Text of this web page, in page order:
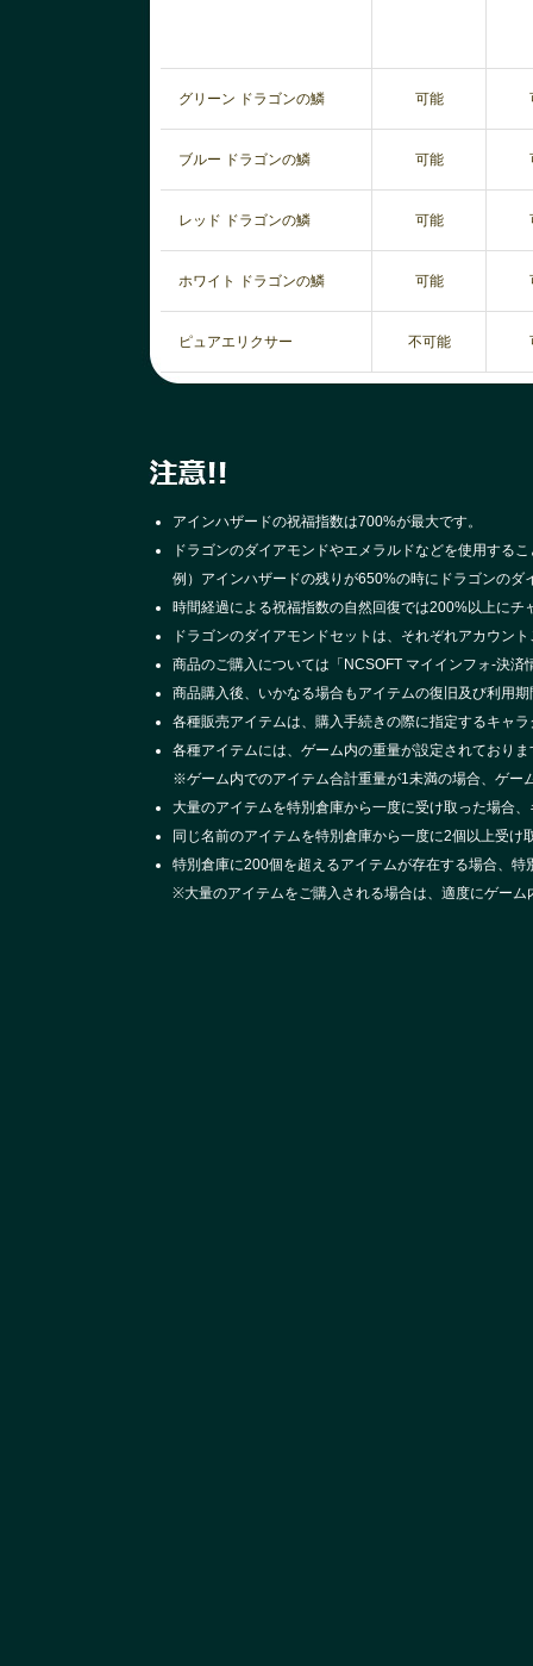
グリーン ドラゴンの鱗 可能
ブルー ドラゴンの鱗 可能
レッド ドラゴンの鱗 可能
ホワイト ドラゴンの鱗 可能
ピュアエリクサー 不可能
アインハザードの祝福指数は700%が最大です。
ドラゴンのダイアモンドやエメラルドなどを使用する
例）アインハザードの残りが650%の時にドラゴンの
時間経過による祝福指数の自然回復では200%以上にチ
ドラゴンのダイアモンドセットは、それぞれアカウン
商品のご購入については「NCSOFT マイインフォ-決
商品購入後、いかなる場合もアイテムの復旧及び利用
各種販売アイテムは、購入手続きの際に指定するキャ
各種アイテムには、ゲーム内の重量が設定されておりま
※ゲーム内でのアイテム合計重量が1未満の場合、ゲー
大量のアイテムを特別倉庫から一度に受け取った場合
同じ名前のアイテムを特別倉庫から一度に2個以上受
特別倉庫に200個を超えるアイテムが存在する場合、
※大量のアイテムをご購入される場合は、適度にゲー